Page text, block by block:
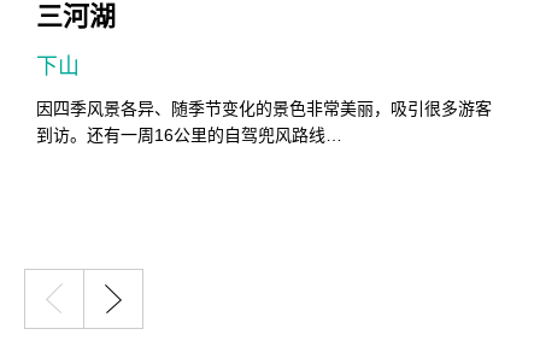
三河湖
下山
因四季风景各异、随季节变化的景色非常美丽，吸引很多游客
到访。还有一周16公里的自驾兜风路线…